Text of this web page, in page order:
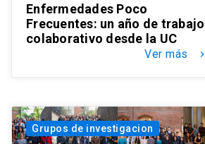
Enfermedades Poco
Frecuentes: un año de trabajo
colaborativo desde la UC
Ver más keyboard_arrow_right
Grupos de investigacion